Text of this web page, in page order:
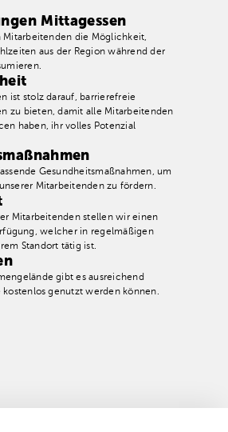
Mittagessen
Mitarbeitenden die Möglichkeit,
aus der Region während der
ist stolz darauf, barrierefreie
zu bieten, damit alle Mitarbeitenden
haben, ihr volles Potenzial
Gesundheitsmaßnahmen, um
Mitarbeitenden zu fördern.
Mitarbeitenden stellen wir einen
welcher in regelmäßigen
Standort tätig ist.
gibt es ausreichend
kostenlos genutzt werden können.